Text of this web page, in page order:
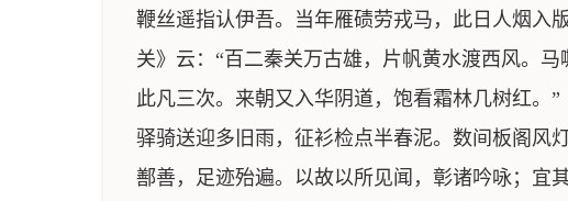
鞭丝遥指认伊吾。当年雁碛劳戎马，此日人烟入
关》云：“百二秦关万古雄，片帆黄水渡西风。
此凡三次。来朝又入华阴道，饱看霜林几树红。
驿骑送迎多旧雨，征衫检点半春泥。数间板阁风
鄯善，足迹殆遍。以故以所见闻，彰诸吟咏；宜